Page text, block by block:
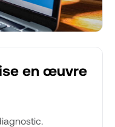
en œuvre